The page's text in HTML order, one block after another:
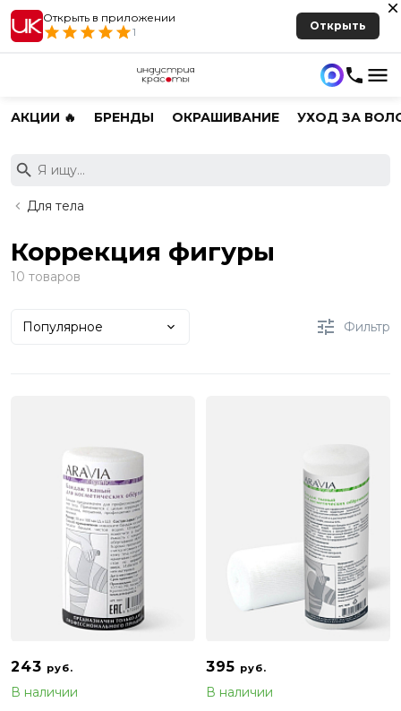
Открыть в приложении
1
Открыть
АКЦИИ 🔥 БРЕНДЫ ОКРАШИВАНИЕ УХОД ЗА
Для тела
Коррекция фигуры
10 товаров
Популярное Фильтр
243 руб.
В наличии
395 руб.
В наличии